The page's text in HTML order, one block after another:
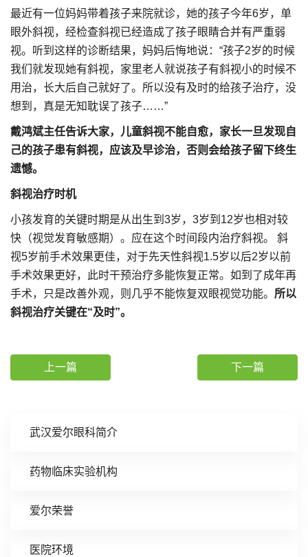
武汉爱尔眼科简介
药物临床实验机构
爱尔荣誉
医院环境
最近有一位妈妈带着孩子来院就诊，她的孩子今年6岁，单
眼外斜视，经检查斜视已经造成了孩子眼睛合并有严重弱
视。听到这样的诊断结果，妈妈后悔地说：“孩子2岁的时候
我们就发现她有斜视，家里老人就说孩子有斜视小的时候不
用治，长大后自己就好了。所以没有及时的给孩子治疗，没
想到，真是无知耽误了孩子……”
戴鸿斌主任告诉大家，儿童斜视不能自愈，家长一旦发现自
己的孩子患有斜视，应该及早诊治，否则会给孩子留下终生
遗憾。
斜视治疗时机
小孩发育的关键时期是从出生到3岁，3岁到12岁也相对较
快（视觉发育敏感期）。应在这个时间段内治疗斜视。 斜
视5岁前手术效果更佳，对于先天性斜视1.5岁以后2岁以前
手术效果更好，此时干预治疗多能恢复正常。如到了成年再
手术，只是改善外观，则几乎不能恢复双眼视觉功能。 所以
斜视治疗关键在“及时”。
上一篇 下一篇